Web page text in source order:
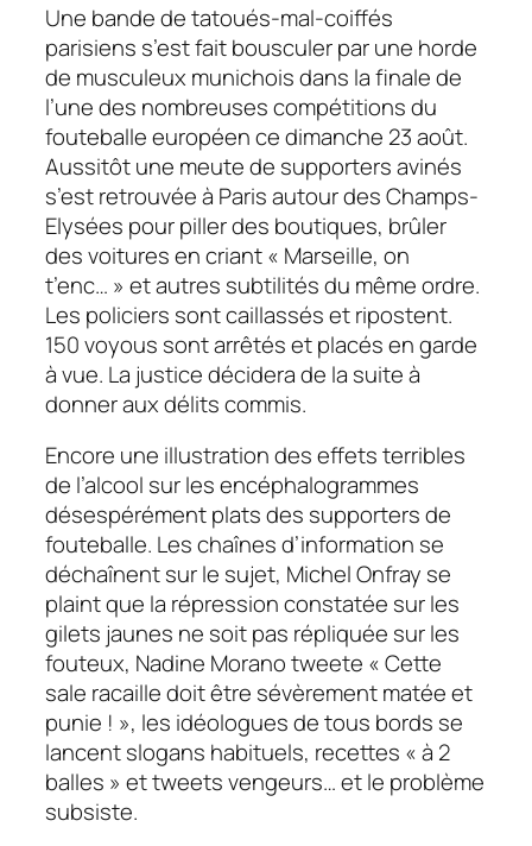
Une bande de tatoués-mal-coiffés
parisiens s’est fait bousculer par une horde
de musculeux munichois dans la finale de
l’une des nombreuses compétitions du
fouteballe européen ce dimanche 23 août.
Aussitôt une meute de supporters avinés
s’est retrouvée à Paris autour des Champs-
Elysées pour piller des boutiques, brûler
des voitures en criant « Marseille, on
t’enc… » et autres subtilités du même ordre.
Les policiers sont caillassés et ripostent.
150 voyous sont arrêtés et placés en garde
à vue. La justice décidera de la suite à
donner aux délits commis.
Encore une illustration des effets terribles
de l’alcool sur les encéphalogrammes
désespérément plats des supporters de
fouteballe. Les chaînes d’information se
déchaînent sur le sujet, Michel Onfray se
plaint que la répression constatée sur les
gilets jaunes ne soit pas répliquée sur les
fouteux, Nadine Morano tweete «Cette
sale racaille doit être sévèrement matée et
punie ! », les idéologues de tous bords se
lancent slogans habituels, recettes « à 2
balles » et tweets vengeurs… et le problème
subsiste.